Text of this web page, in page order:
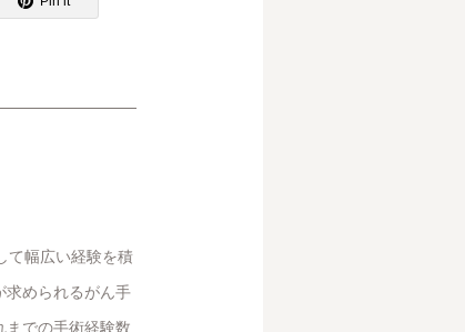
て幅広い経験を積
求められるがん手
までの手術経験数